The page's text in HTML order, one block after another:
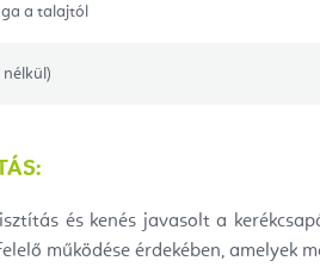
a talajtól
és kenés javasolt a
működése érdekében, amelyek